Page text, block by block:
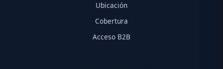
Ubicación
Cobertura
Acceso B2B